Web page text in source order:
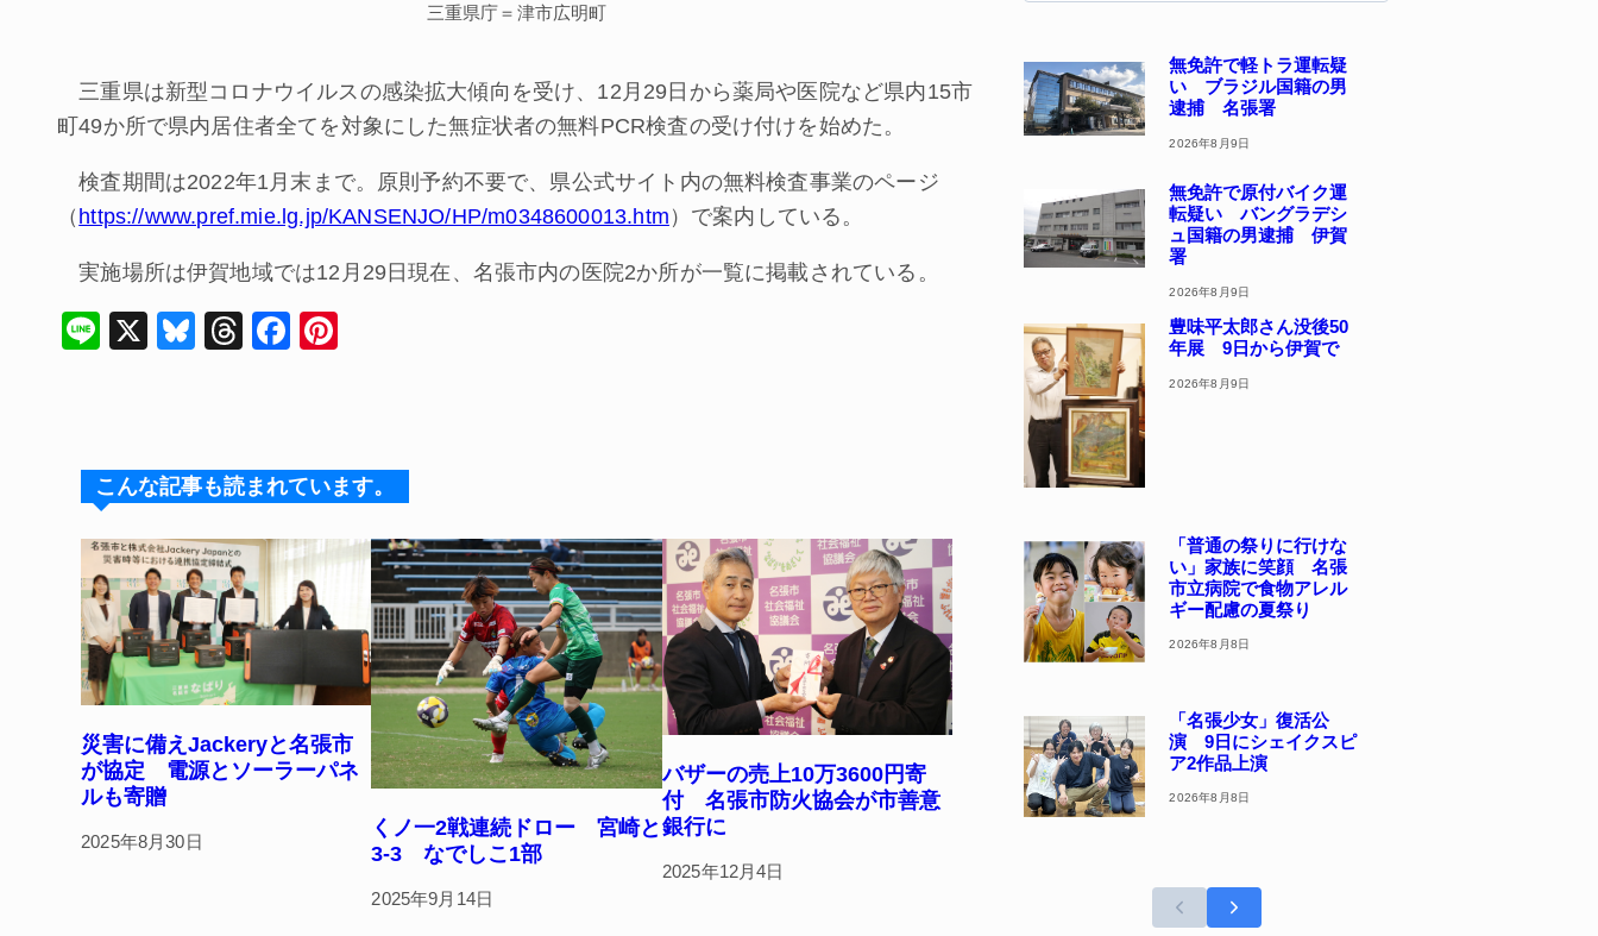
三重県庁＝津市広明町
三重県は新型コロナウイルスの感染拡大傾向を受け、12月29日から薬局や医院など県内15市
町49か所で県内居住者全てを対象にした無症状者の無料PCR検査の受け付けを始めた。
検査期間は2022年1月末まで。原則予約不要で、県公式サイト内の無料検査事業のページ
（ https://www.pref.mie.lg.jp/KANSENJO/HP/m0348600013.htm ）で案内している。
実施場所は伊賀地域では12月29日現在、名張市内の医院2か所が一覧に掲載されている。
Li
X
Bl
k
T
d
F
b
o
k
st
こんな記事も読まれています。
災害に備えJackeryと名張市
が協定 電源とソーラーパネ
ルも寄贈
2025年8月30日
くノ一2戦連続ドロー 宮崎と
3-3 なでしこ1部
2025年9月14日
バザーの売上10万3600円寄
付 名張市防火協会が市善意
銀行に
2025年12月4日
無免許で軽トラ運転疑
い ブラジル国籍の男
逮捕 名張署
2026年8月9日
無免許で原付バイク運
転疑い バングラデシ
ュ国籍の男逮捕 伊賀
署
2026年8月9日
豊味平太郎さん没後50
年展 9日から伊賀で
2026年8月9日
「普通の祭りに行けな
い」家族に笑顔 名張
市立病院で食物アレル
ギー配慮の夏祭り
2026年8月8日
「名張少女」復活公
演 9日にシェイクスピ
ア2作品上演
2026年8月8日